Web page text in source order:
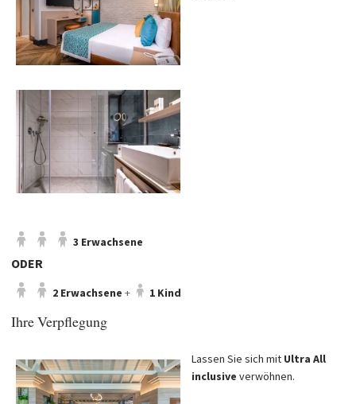
3 Erwachsene
ODER
2 Erwachsene + 1 Kind
Ihre Verpflegung
Lassen Sie sich mit Ultra All
inclusive verwöhnen.